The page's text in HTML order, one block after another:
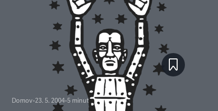
Domov•23. 5. 2004•5 minut